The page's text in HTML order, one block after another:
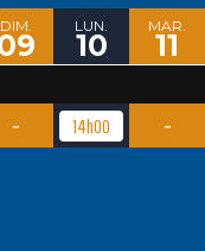
DIM. LUN.
10
MAR.
11
- 14h00 -